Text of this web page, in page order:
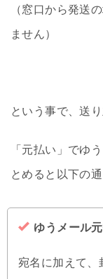
（窓口から発送
ません）
という事で、送
「元払い」でゆ
とめると以下の
ゆうメール
宛名に加えて、